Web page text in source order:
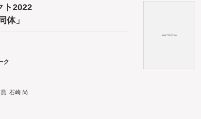
ト2022
体」
ク
石崎 尚